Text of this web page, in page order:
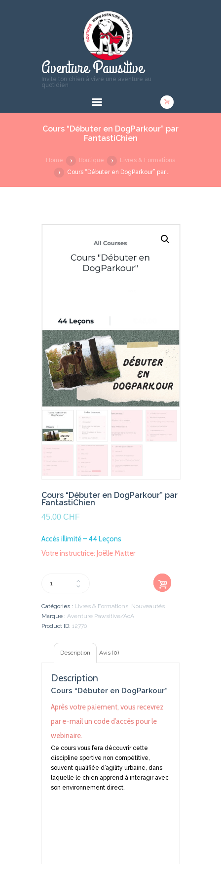
Aventure Pawsitive
Invite ton chien à vivre une aventure au
quotidien
Cours “Débuter en DogParkour” par
FantastiChien
Home Boutique
Livres & Formations
Cours “Débuter en DogParkour” par...
Cours “Débuter en DogParkour” par
FantastiChien
45.00 CHF
Accès illimité – 44 Leçons
Votre instructrice: Joëlle Matter
"Débuter
en
DogParkour"
FantastiChien
Ajout
er au
panier
Catégories : Livres & Formations, Nouveautés
Marque : Aventure Pawsitive/AoA
Product ID: 12770
Description Avis (0)
Description
Cours “Débuter en DogParkour”
Après votre paiement, vous recevrez
par e-mail un code d’accès pour le
webinaire.
Ce cours vous fera découvrir cette
discipline sportive non compétitive,
souvent qualifiée d’agility urbaine, dans
laquelle le chien apprend à interagir avec
son environnement direct.